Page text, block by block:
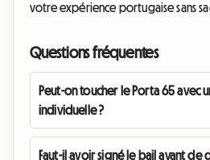
votre expérience portugaise sans
Questions fréquentes
Peut-on toucher le Porta 65 avec
individuelle ?
Faut-il avoir signé le bail avant de